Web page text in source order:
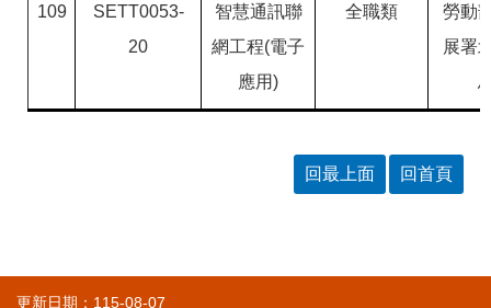
109
SETT0053-
20
智慧通訊聯
網工程(電子
應用)
全職類
勞動
展署
回最上面 回首頁
更新日期：115-08-07